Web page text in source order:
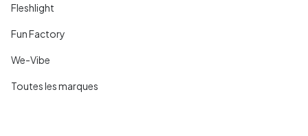
Fleshlight
Fun Factory
We-Vibe
Toutes les marques